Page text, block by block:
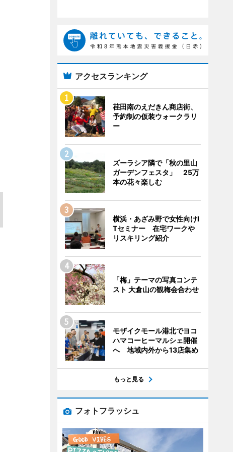
アクセスランキング
荏田南のえだきん商店街、
予約制の仮装ウォークラリ
ー
ズーラシア隣で「秋の里山
ガーデンフェスタ」 25万
本の花々楽しむ
横浜・あざみ野で女性向けI
Tセミナー 在宅ワークや
リスキリング紹介
「梅」テーマの写真コンテ
スト 大倉山の観梅会合わせ
モザイクモール港北でヨコ
ハマコーヒーマルシェ開催
へ 地域内外から13店集め
もっと見る
フォトフラッシュ